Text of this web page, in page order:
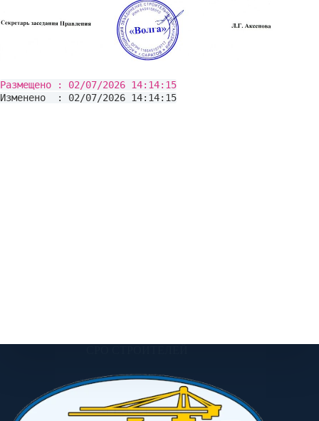
Размещено : 02/07/2026 14:14:15
Изменено : 02/07/2026 14:14:15